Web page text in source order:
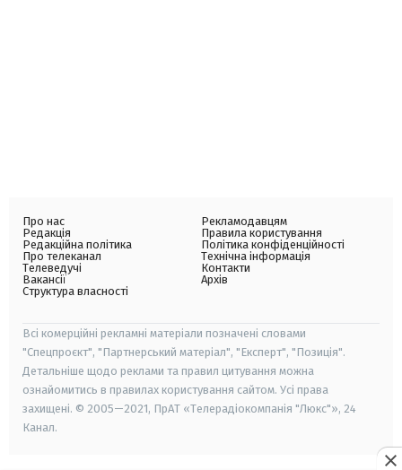
Про нас
Редакція
Редакційна політика
Про телеканал
Телеведучі
Вакансії
Структура власності
Рекламодавцям
Правила користування
Політика конфіденційності
Технічна інформація
Контакти
Архів
Всі комерційні рекламні матеріали позначені словами
"Спецпроєкт", "Партнерський матеріал", "Експерт", "Позиція".
Детальніше щодо реклами та правил цитування можна
ознайомитись в правилах користування сайтом. Усі права
захищені. © 2005—2021, ПрАТ «Телерадіокомпанія "Люкс"», 24
Канал.